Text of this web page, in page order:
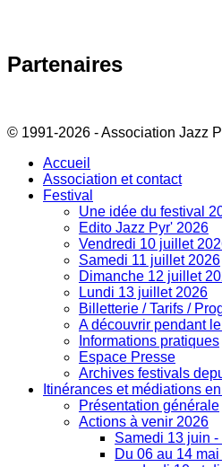
Partenaires
© 1991-2026 - Association Jazz
Accueil
Association et contact
Festival
Une idée du festival
Edito Jazz Pyr' 2026
Vendredi 10 juillet
Samedi 11 juillet 2026
Dimanche 12 juillet
Lundi 13 juillet 2026
Billetterie / Tarifs /
A découvrir pendant le
Informations pratiques
Espace Presse
Archives festivals
Itinérances et médiations
Présentation générale
Actions à venir 2026
Samedi 13 juin
Du 06 au 14